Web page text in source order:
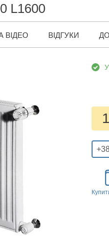
L1600
ВІДЕО ВІДГУКИ